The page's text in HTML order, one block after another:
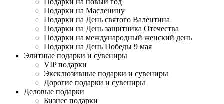
Подарки на новый год
Подарки на Масленицу
Подарки на День святого Валентина
Подарки на День защитника Отечества
Подарки на международный женский день
Подарки на День Победы 9 мая
Элитные подарки и сувениры
VIP подарки
Эксклюзивные подарки и сувениры
Дорогие подарки и сувениры
Деловые подарки
Бизнес подарки